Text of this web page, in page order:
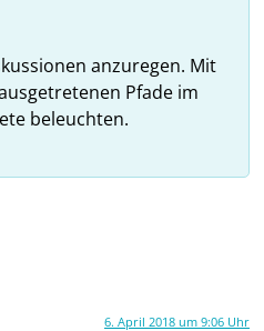
anzuregen. Mit
Pfade im
beleuchten.
6. April 2018 um 9:06 Uhr